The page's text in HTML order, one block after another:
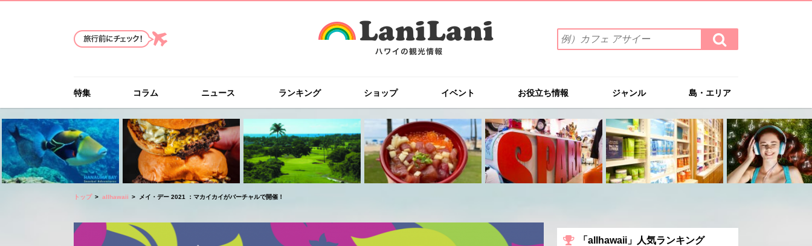
索
ワ
を
入
力
(例）
カ
フ
ェ
イ
ー
検
索
す
特集 コラム ニュース ランキング ショップ イベント お役立ち情報 ジャンル 島・エリア
トップ allhawaii メイ・デー 2021 ：マカイカイがバーチャルで開催！
「allhawaii」人気ランキング